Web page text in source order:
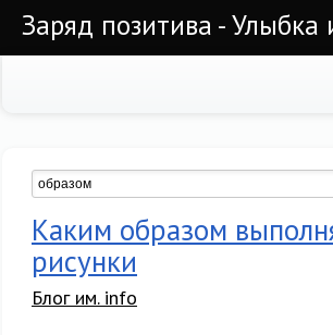
Заряд позитива -
Каким образом
рисунки
Блог им. info